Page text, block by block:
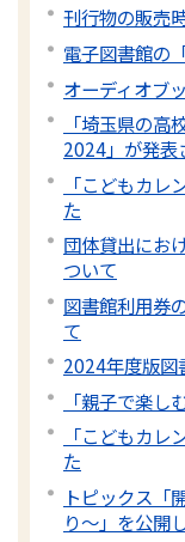
刊行物の販売
電子図書館の
オーディオブ
「埼玉県の
2024」が発表
「こどもカ
た
団体貸出にお
ついて
図書館利用券
て
2024年度版図
「親子で楽
「こどもカ
た
トピックス「
り～」を公開